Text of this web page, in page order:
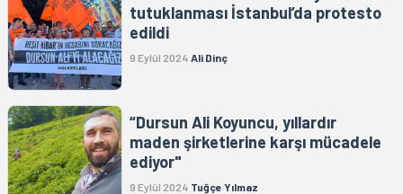
tutuklanması İstanbul’da protesto
edildi
9 Eylül 2024 Ali Dinç
“Dursun Ali Koyuncu, yıllardır
maden şirketlerine karşı mücadele
ediyor"
9 Eylül 2024 Tuğçe Yılmaz